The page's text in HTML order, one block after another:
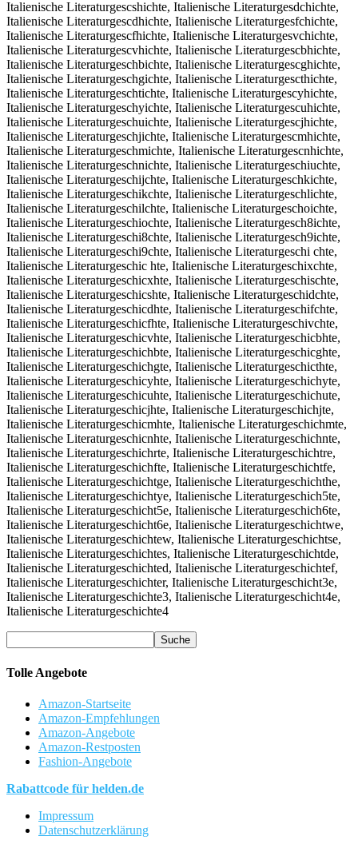
Tolle Angebote
Amazon-Startseite
Amazon-Empfehlungen
Amazon-Angebote
Amazon-Restposten
Fashion-Angebote
Rabattcode für helden.de
Impressum
Datenschutzerklärung